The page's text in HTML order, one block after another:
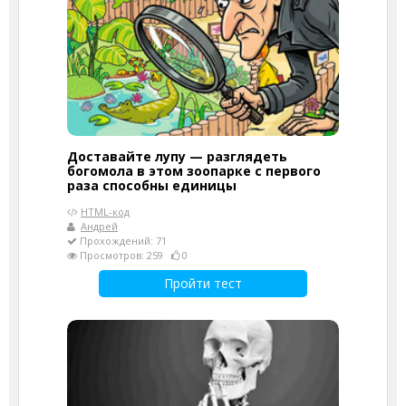
Доставайте лупу — разглядеть
богомола в этом зоопарке с первого
раза способны единицы
HTML-код
Андрей
Прохождений: 71
Просмотров: 259
0
Пройти тест